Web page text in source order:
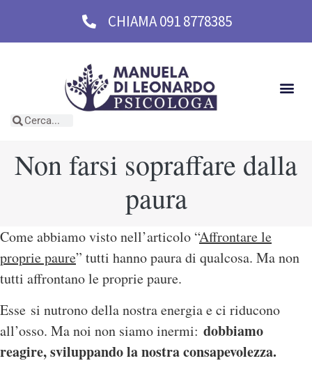
CHIAMA 091 8778385
Non farsi sopraffare dalla
paura
Come abbiamo visto nell’articolo “Affrontare le
proprie paure” tutti hanno paura di qualcosa. Ma non
tutti affrontano le proprie paure.
Esse si nutrono della nostra energia e ci riducono
all’osso. Ma noi non siamo inermi: dobbiamo
reagire, sviluppando la nostra consapevolezza.